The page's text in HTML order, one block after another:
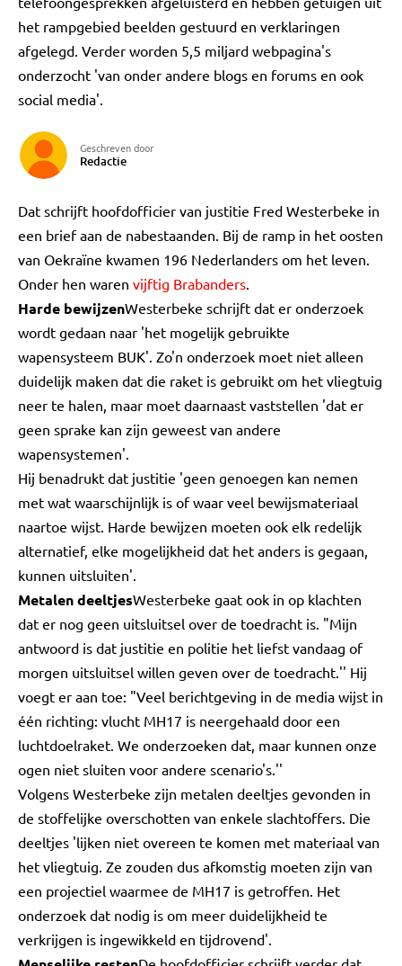
het rampgebied beelden gestuurd en verklaringen
afgelegd. Verder worden 5,5 miljard webpagina's
onderzocht 'van onder andere blogs en forums en ook
social media'.
Geschreven door
Redactie
Dat schrijft hoofdofficier van justitie Fred Westerbeke in
een brief aan de nabestaanden. Bij de ramp in het oosten
van Oekraïne kwamen 196 Nederlanders om het leven.
Onder hen waren vijftig Brabanders.
Harde bewijzenWesterbeke schrijft dat er onderzoek
wordt gedaan naar 'het mogelijk gebruikte
wapensysteem BUK'. Zo'n onderzoek moet niet alleen
duidelijk maken dat die raket is gebruikt om het vliegtuig
neer te halen, maar moet daarnaast vaststellen 'dat er
geen sprake kan zijn geweest van andere
wapensystemen'.
Hij benadrukt dat justitie 'geen genoegen kan nemen
met wat waarschijnlijk is of waar veel bewijsmateriaal
naartoe wijst. Harde bewijzen moeten ook elk redelijk
alternatief, elke mogelijkheid dat het anders is gegaan,
kunnen uitsluiten'.
Metalen deeltjesWesterbeke gaat ook in op klachten
dat er nog geen uitsluitsel over de toedracht is. "Mijn
antwoord is dat justitie en politie het liefst vandaag of
morgen uitsluitsel willen geven over de toedracht.'' Hij
voegt er aan toe: "Veel berichtgeving in de media wijst in
één richting: vlucht MH17 is neergehaald door een
luchtdoelraket. We onderzoeken dat, maar kunnen onze
ogen niet sluiten voor andere scenario's.''
Volgens Westerbeke zijn metalen deeltjes gevonden in
de stoffelijke overschotten van enkele slachtoffers. Die
deeltjes 'lijken niet overeen te komen met materiaal van
het vliegtuig. Ze zouden dus afkomstig moeten zijn van
een projectiel waarmee de MH17 is getroffen. Het
onderzoek dat nodig is om meer duidelijkheid te
verkrijgen is ingewikkeld en tijdrovend'.